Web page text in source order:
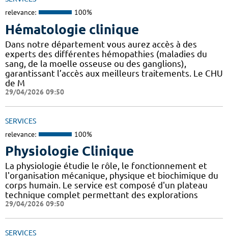
relevance: 100%
Hématologie clinique
Dans notre département vous aurez accès à des
experts des différentes hémopathies (maladies du
sang, de la moelle osseuse ou des ganglions),
garantissant l’accès aux meilleurs traitements. Le CHU
de M
29/04/2026 09:50
SERVICES
relevance: 100%
Physiologie Clinique
La physiologie étudie le rôle, le fonctionnement et
l'organisation mécanique, physique et biochimique du
corps humain. Le service est composé d'un plateau
technique complet permettant des explorations
29/04/2026 09:50
SERVICES